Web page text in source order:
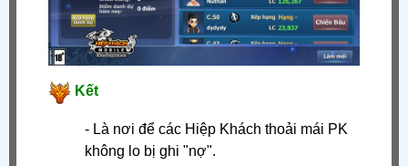
Kết
- Là nơi để các Hiệp Khách thoải mái PK
không lo bị ghi "nợ".